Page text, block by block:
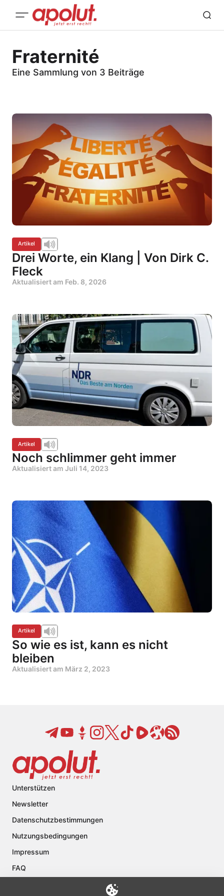
Fraternité
Eine Sammlung von 3 Beiträge
Artikel
Drei Worte, ein Klang | Von Dirk C.
Fleck
Aktualisiert am Feb. 8, 2026
Artikel
Noch schlimmer geht immer
Aktualisiert am Juli 14, 2023
Artikel
So wie es ist, kann es nicht
bleiben
Aktualisiert am März 2, 2023
Unterstützen
Newsletter
Datenschutzbestimmungen
Nutzungsbedingungen
Impressum
FAQ